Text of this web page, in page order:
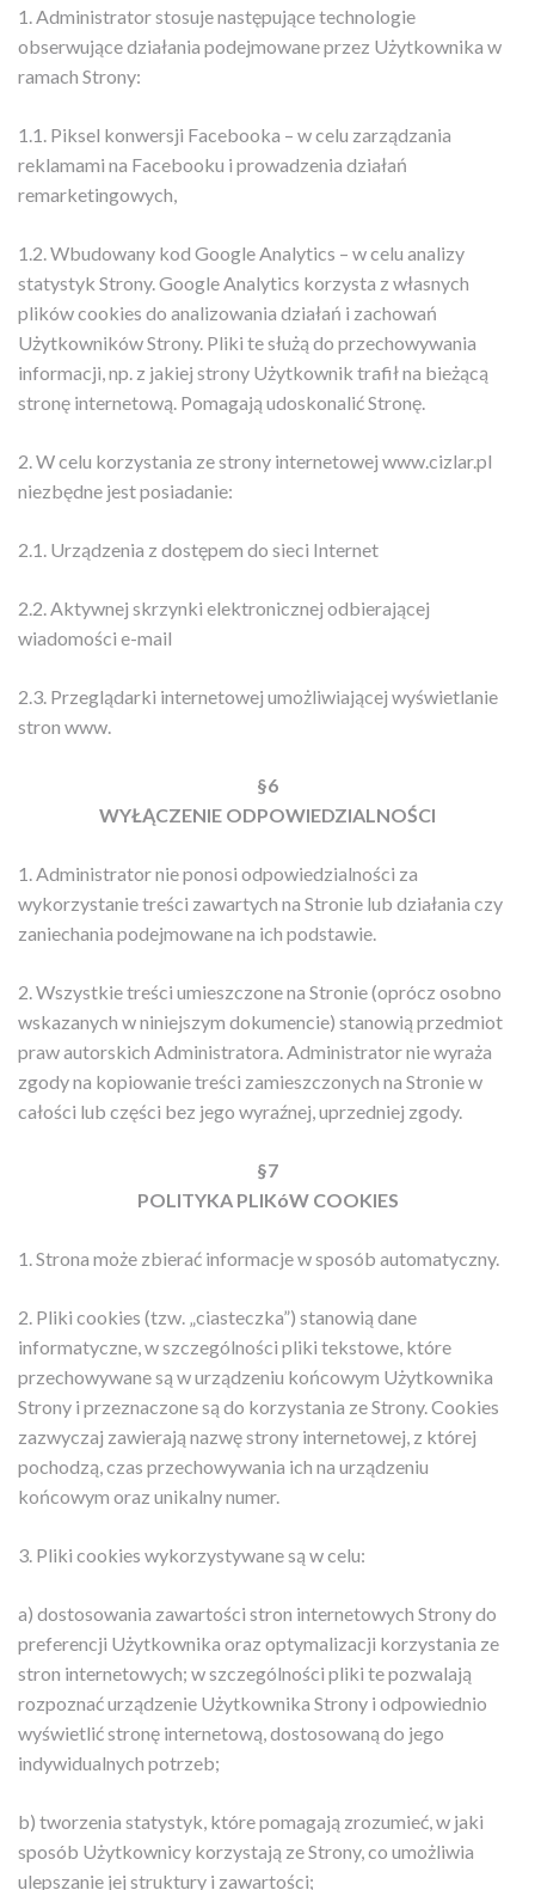
1. Administrator stosuje następujące technologie
obserwujące działania podejmowane przez Użytkownika w
ramach Strony:
1.1. Piksel konwersji Facebooka – w celu zarządzania
reklamami na Facebooku i prowadzenia działań
remarketingowych,
1.2. Wbudowany kod Google Analytics – w celu analizy
statystyk Strony. Google Analytics korzysta z własnych
plików cookies do analizowania działań i zachowań
Użytkowników Strony. Pliki te służą do przechowywania
informacji, np. z jakiej strony Użytkownik trafił na bieżącą
stronę internetową. Pomagają udoskonalić Stronę.
2. W celu korzystania ze strony internetowej www.cizlar.pl
niezbędne jest posiadanie:
2.1. Urządzenia z dostępem do sieci Internet
2.2. Aktywnej skrzynki elektronicznej odbierającej
wiadomości e-mail
2.3. Przeglądarki internetowej umożliwiającej wyświetlanie
stron www.
§6
WYŁĄCZENIE ODPOWIEDZIALNOŚCI
1. Administrator nie ponosi odpowiedzialności za
wykorzystanie treści zawartych na Stronie lub działania czy
zaniechania podejmowane na ich podstawie.
2. Wszystkie treści umieszczone na Stronie (oprócz osobno
wskazanych w niniejszym dokumencie) stanowią przedmiot
praw autorskich Administratora. Administrator nie wyraża
zgody na kopiowanie treści zamieszczonych na Stronie w
całości lub części bez jego wyraźnej, uprzedniej zgody.
§7
POLITYKA PLIKóW COOKIES
1. Strona może zbierać informacje w sposób automatyczny.
2. Pliki cookies (tzw. „ciasteczka”) stanowią dane
informatyczne, w szczególności pliki tekstowe, które
przechowywane są w urządzeniu końcowym Użytkownika
Strony i przeznaczone są do korzystania ze Strony. Cookies
zazwyczaj zawierają nazwę strony internetowej, z której
pochodzą, czas przechowywania ich na urządzeniu
końcowym oraz unikalny numer.
3. Pliki cookies wykorzystywane są w celu:
a) dostosowania zawartości stron internetowych Strony do
preferencji Użytkownika oraz optymalizacji korzystania ze
stron internetowych; w szczególności pliki te pozwalają
rozpoznać urządzenie Użytkownika Strony i odpowiednio
wyświetlić stronę internetową, dostosowaną do jego
indywidualnych potrzeb;
b) tworzenia statystyk, które pomagają zrozumieć, w jaki
sposób Użytkownicy korzystają ze Strony, co umożliwia
ulepszanie jej struktury i zawartości;